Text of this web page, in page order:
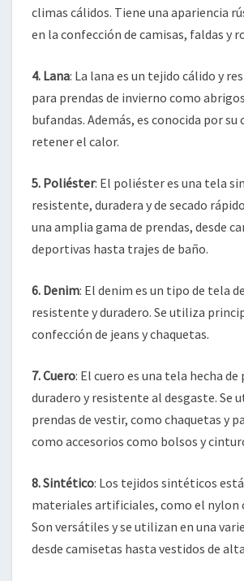
climas cálidos. Tiene una apariencia
en la confección de camisas, faldas y
4. Lana: La lana es un tejido cálido y
para prendas de invierno como
bufandas. Además, es conocida por su
retener el calor.
5. Poliéster: El poliéster es una tela
resistente, duradera y de secado
una amplia gama de prendas, desde
deportivas hasta trajes de baño.
6. Denim: El denim es un tipo de tela
resistente y duradero. Se utiliza
confección de jeans y chaquetas.
7. Cuero: El cuero es una tela hecha de
duradero y resistente al desgaste. Se
prendas de vestir, como chaquetas y
como accesorios como bolsos y
8. Sintético: Los tejidos sintéticos
materiales artificiales, como el nylon
Son versátiles y se utilizan en una
desde camisetas hasta vestidos de